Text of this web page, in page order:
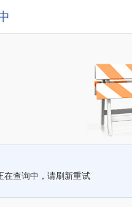
在查询中，请刷新重试